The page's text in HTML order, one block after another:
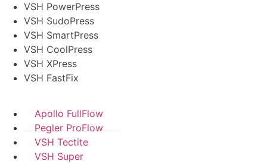
VSH PowerPress
VSH SudoPress
VSH SmartPress
VSH CoolPress
VSH XPress
VSH FastFix
Apollo FullFlow
Pegler ProFlow
VSH Tectite
VSH Super